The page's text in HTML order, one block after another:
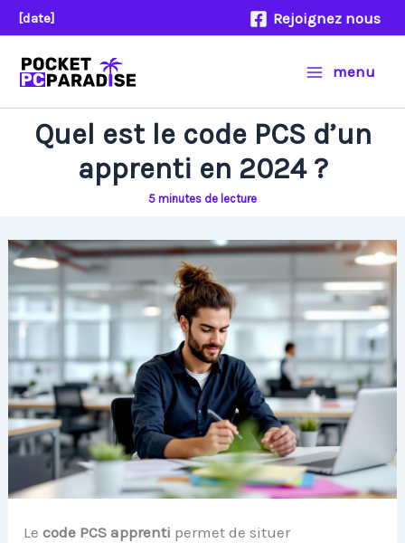
Aller
au
contenu
[date] Rejoignez nous
menu
Quel est le code PCS d’un
apprenti en 2024 ?
5 minutes de lecture
Lecode PCS apprenti permet de situer